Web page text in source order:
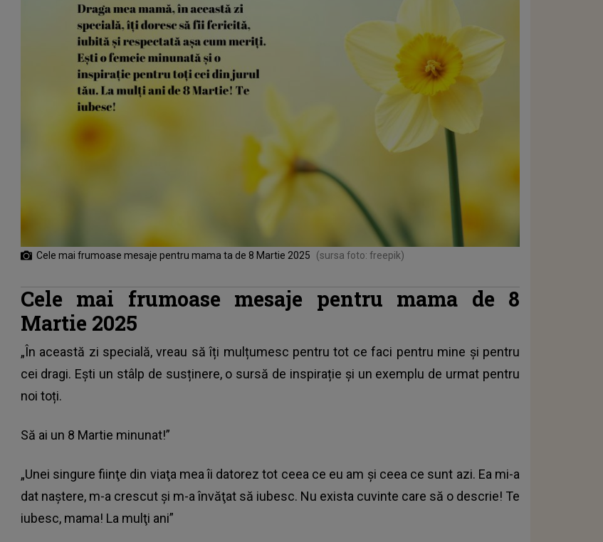
Cele mai frumoase mesaje pentru mama ta de 8 Martie 2025 (sursa foto: freepik)
Cele mai frumoase mesaje pentru mama de 8
Martie 2025
„În această zi specială, vreau să îți mulțumesc pentru tot ce faci pentru mine și pentru
cei dragi. Ești un stâlp de susținere, o sursă de inspirație și un exemplu de urmat pentru
noi toți.
Să ai un 8 Martie minunat!”
„Unei singure fiinţe din viaţa mea îi datorez tot ceea ce eu am şi ceea ce sunt azi. Ea mi-a
dat naştere, m-a crescut şi m-a învăţat să iubesc. Nu exista cuvinte care să o descrie! Te
iubesc, mama! La mulţi ani”